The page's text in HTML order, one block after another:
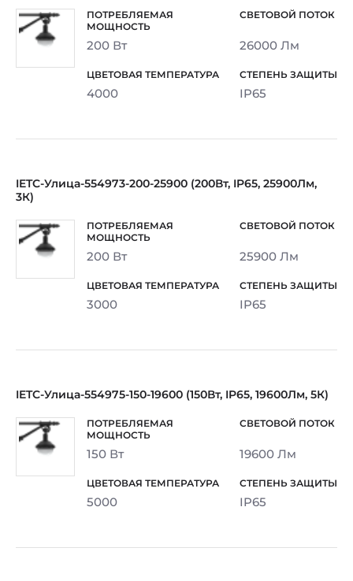
200 Вт 26000 Лм
4000 IP65
IETC-Улица-554973-200-25900 (200Вт, IP65, 25900Лм,
3К)
200 Вт 25900 Лм
3000 IP65
IETC-Улица-554975-150-19600 (150Вт, IP65, 19600Лм, 5К)
150 Вт 19600 Лм
5000 IP65